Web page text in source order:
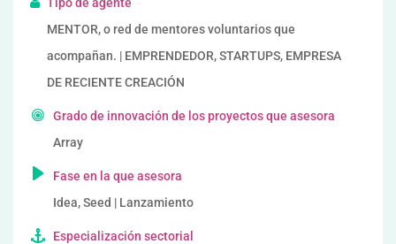
MENTOR, o red de mentores voluntarios que
acompañan. | EMPRENDEDOR, STARTUPS, EMPRESA
DE RECIENTE CREACIÓN
Grado de innovación de los proyectos que asesora
Array
Fase en la que asesora
Idea, Seed | Lanzamiento
Especialización sectorial